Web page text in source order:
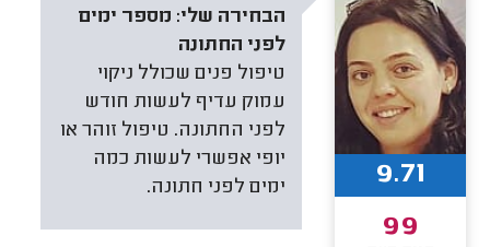
הבחירה שלי: מספר ימים
לפני החתונה
טיפול פנים שכולל ניקוי
עמוק עדיף לעשות חודש
לפני החתונה. טיפול זוהר או
יופי אפשרי לעשות כמה
ימים לפני חתונה.
9.71
99